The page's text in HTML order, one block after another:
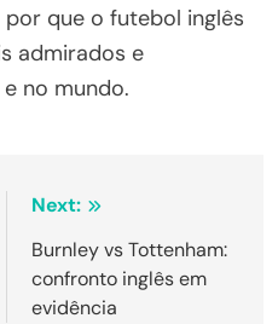
que o futebol inglês
admirados e
no mundo.
Next:
Burnley vs Tottenham:
confronto inglês em
evidência